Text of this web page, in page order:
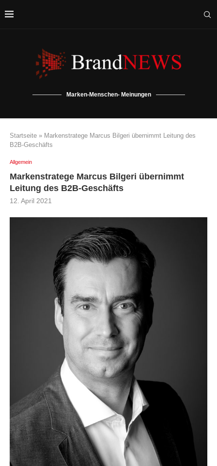
Marken-Menschen- Meinungen
Startseite » Markenstratege Marcus Bilgeri übernimmt Leitung des
B2B-Geschäfts
Allgemein
Markenstratege Marcus Bilgeri übernimmt
Leitung des B2B-Geschäfts
12. April 2021